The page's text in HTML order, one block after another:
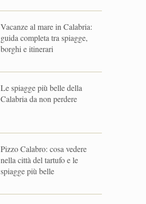
Vacanze al mare in Calabria:
guida completa tra spiagge,
borghi e itinerari
Le spiagge più belle della
Calabria da non perdere
Pizzo Calabro: cosa vedere
nella città del tartufo e le
spiagge più belle